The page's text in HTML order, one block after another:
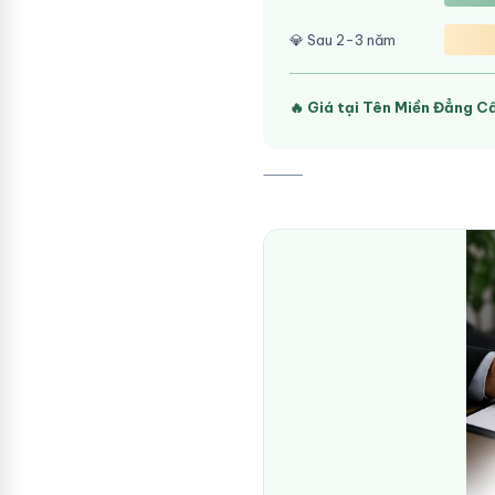
💎 Sau 2-3 năm
🔥 Giá tại Tên Miền Đẳng
⸻